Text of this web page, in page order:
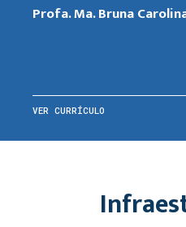
Profa. Ma. Bruna
VER CURRÍCULO